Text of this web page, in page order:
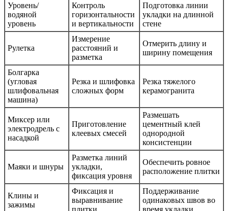
Уровень/
водяной
уровень
Контроль
горизонтальности
и вертикальности
Подготовка линии
укладки на длинной
стене
Рулетка
Измерение
расстояний и
разметка
Отмерить длину и
ширину помещения
Болгарка
(угловая
шлифовальная
машина)
Резка и шлифовка
сложных форм
Резка тяжелого
керамогранита
Миксер или
электродрель с
насадкой
Приготовление
клеевых смесей
Размешать
цементный клей
однородной
консистенции
Маяки и шнуры
Разметка линий
укладки,
фиксация уровня
Обеспечить ровное
расположение плитки
Клины и
зажимы
Фиксация и
выравнивание
плитки
Поддерживание
одинаковых швов во
время укладки